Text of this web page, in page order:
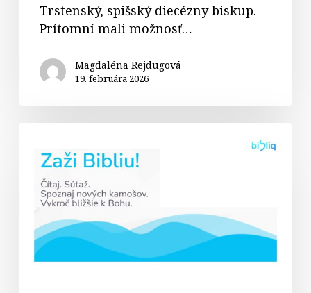
Trstenský, spišský diecézny biskup.
Prítomní mali možnosť…
Magdaléna Rejdugová
19. februára 2026
prinášať
Božie
slovo
novej
generácii?